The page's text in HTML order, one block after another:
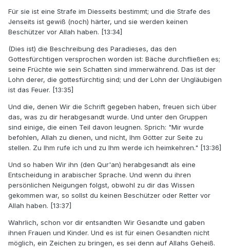
Für sie ist eine Strafe im Diesseits bestimmt; und die Strafe des
Jenseits ist gewiß (noch) härter, und sie werden keinen
Beschützer vor Allah haben. [13:34]
(Dies ist) die Beschreibung des Paradieses, das den
Gottesfürchtigen versprochen worden ist: Bäche durchfließen es;
seine Früchte wie sein Schatten sind immerwährend. Das ist der
Lohn derer, die gottesfürchtig sind; und der Lohn der Ungläubigen
ist das Feuer. [13:35]
Und die, denen Wir die Schrift gegeben haben, freuen sich über
das, was zu dir herabgesandt wurde. Und unter den Gruppen
sind einige, die einen Teil davon leugnen. Sprich: "Mir wurde
befohlen, Allah zu dienen, und nicht, Ihm Götter zur Seite zu
stellen. Zu Ihm rufe ich und zu Ihm werde ich heimkehren." [13:36]
Und so haben Wir ihn (den Qur'an) herabgesandt als eine
Entscheidung in arabischer Sprache. Und wenn du ihren
persönlichen Neigungen folgst, obwohl zu dir das Wissen
gekommen war, so sollst du keinen Beschützer oder Retter vor
Allah haben. [13:37]
Wahrlich, schon vor dir entsandten Wir Gesandte und gaben
ihnen Frauen und Kinder. Und es ist für einen Gesandten nicht
möglich, ein Zeichen zu bringen, es sei denn auf Allahs Geheiß.